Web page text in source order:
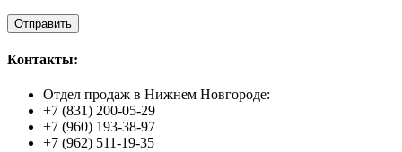
Контакты:
Отдел продаж в Нижнем Новгороде:
+7 (831) 200-05-29
+7 (960) 193-38-97
+7 (962) 511-19-35